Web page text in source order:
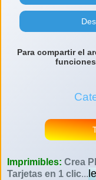
Para compartir el
Imprimibles: Crea
Tarjetas en 1 clic...